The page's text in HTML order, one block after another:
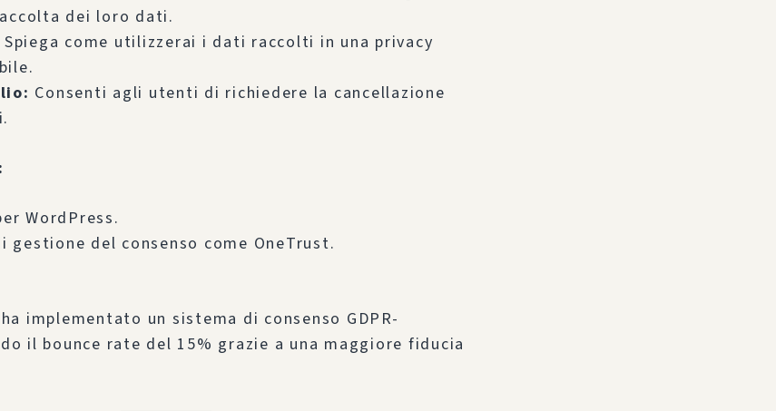
dei loro dati.
Spiega come utilizzerai i dati raccolti in una privacy
Consenti agli utenti di richiedere la cancellazione
WordPress.
gestione del consenso come OneTrust.
implementato un sistema di consenso GDPR-
il bounce rate del 15% grazie a una maggiore fiducia